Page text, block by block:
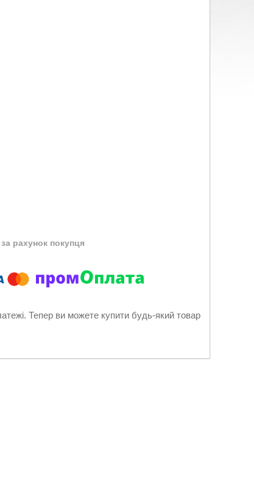
за рахунок покупця
Тепер ви можете купити будь-який товар